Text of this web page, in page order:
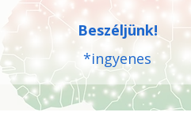
Beszéljünk!
*ingyenes